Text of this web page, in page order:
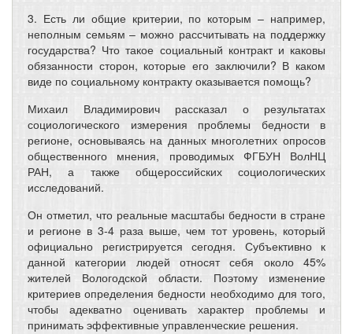
3. Есть ли общие критерии, по которым – например,
неполным семьям – можно рассчитывать на поддержку
государства? Что такое социальный контракт и каковы
обязанности сторон, которые его заключили? В каком
виде по социальному контракту оказывается помощь?
Михаил Владимирович рассказал о результатах
социологического измерения проблемы бедности в
регионе, основываясь на данных многолетних опросов
общественного мнения, проводимых ФГБУН ВолНЦ
РАН, а также общероссийских социологических
исследований.
Он отметил, что реальные масштабы бедности в стране
и регионе в 3-4 раза выше, чем тот уровень, который
официально регистрируется сегодня. Субъективно к
данной категории людей относят себя около 45%
жителей Вологодской области. Поэтому изменение
критериев определения бедности необходимо для того,
чтобы адекватно оценивать характер проблемы и
принимать эффективные управленческие решения.